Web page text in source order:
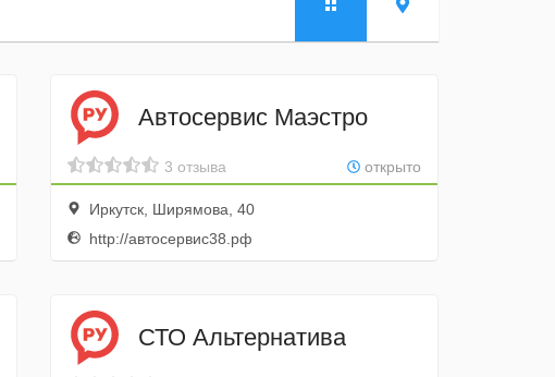
Автосервис Маэстро
открыто
3 отзыва
Иркутск, Ширямова, 40
http://автосервис38.рф
СТО Альтернатива